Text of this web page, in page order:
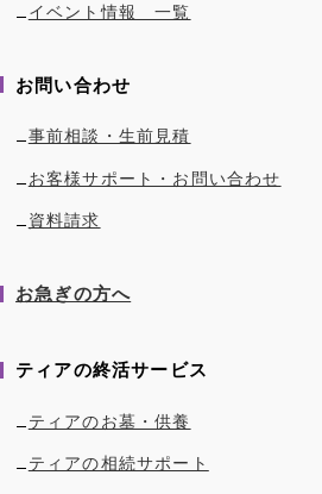
イベント情報 一覧
お問い合わせ
事前相談・生前見積
お客様サポート・お問い合わせ
資料請求
お急ぎの方へ
ティアの終活サービス
ティアのお墓・供養
ティアの相続サポート